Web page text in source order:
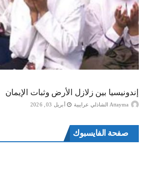
إندونيسيا بين زلازل الأرض وثبات الإيمان
Attayma الشاذلي عرايبية أبريل 03, 2026
صفحة الفايسبوك